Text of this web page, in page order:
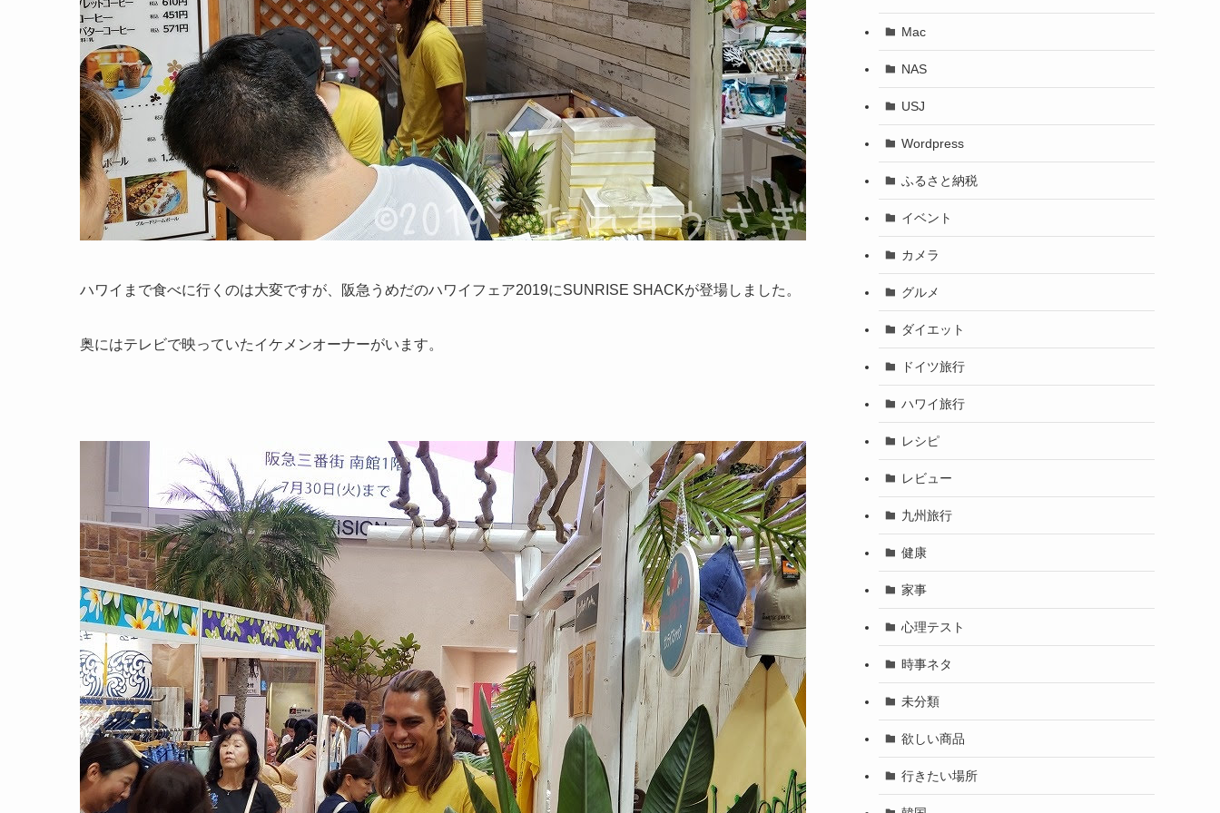
ハワイまで食べに行くのは大変ですが、阪急うめだのハワイフェア2019にSUNRISE SHACKが登場しました。
奥にはテレビで映っていたイケメンオーナーがいます。
Mac
NAS
USJ
Wordpress
ふるさと納税
イベント
カメラ
グルメ
ダイエット
ドイツ旅行
ハワイ旅行
レシピ
レビュー
九州旅行
健康
家事
心理テスト
時事ネタ
未分類
欲しい商品
行きたい場所